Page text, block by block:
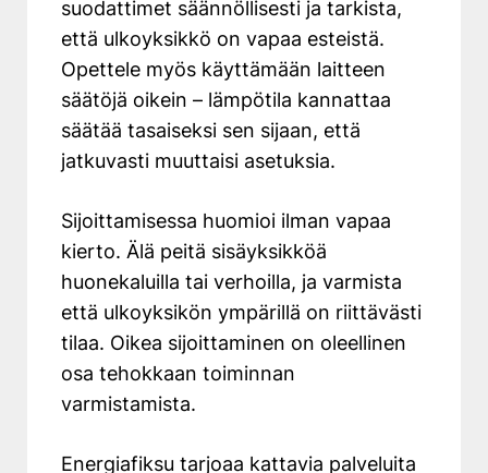
suodattimet säännöllisesti ja tarkista,
että ulkoyksikkö on vapaa esteistä.
Opettele myös käyttämään laitteen
säätöjä oikein – lämpötila kannattaa
säätää tasaiseksi sen sijaan, että
jatkuvasti muuttaisi asetuksia.
Sijoittamisessa huomioi ilman vapaa
kierto. Älä peitä sisäyksikköä
huonekaluilla tai verhoilla, ja varmista
että ulkoyksikön ympärillä on riittävästi
tilaa. Oikea sijoittaminen on oleellinen
osa tehokkaan toiminnan
varmistamista.
Energiafiksu tarjoaa kattavia palveluita